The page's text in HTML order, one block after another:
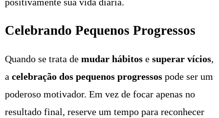
Celebrando Pequenos Progressos
Quando se trata de mudar hábitos e superar vícios,
a celebração dos pequenos progressos pode ser um
poderoso motivador. Em vez de focar apenas no
resultado final, reserve um tempo para reconhecer